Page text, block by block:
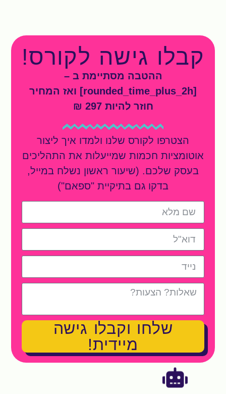
קבלו גישה לקורס!
ההטבה מסתיימת ב –
[rounded_time_plus_2h] ואז המחיר
חוזר להיות 297 ₪
הצטרפו לקורס שלנו ולמדו איך ליצור
אוטומציות חכמות שמייעלות את התהליכים
בעסק שלכם. (שיעור ראשון נשלח במייל,
בדקו גם בתיקיית "ספאם")
שלחו וקבלו גישה
מיידית!